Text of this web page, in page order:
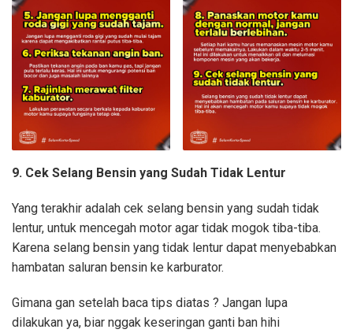
9. Cek Selang Bensin yang Sudah Tidak Lentur
Yang terakhir adalah cek selang bensin yang sudah tidak
lentur, untuk mencegah motor agar tidak mogok tiba-tiba.
Karena selang bensin yang tidak lentur dapat menyebabkan
hambatan saluran bensin ke karburator.
Gimana gan setelah baca tips diatas ? Jangan lupa
dilakukan ya, biar nggak keseringan ganti ban hihi